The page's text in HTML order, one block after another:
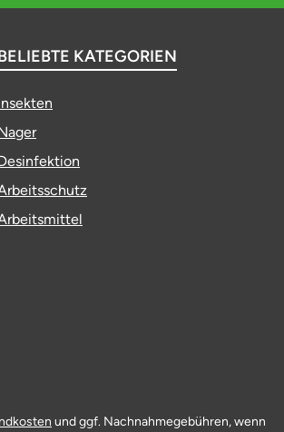
KATEGORIEN
und ggf. Nachnahmegebühren, wenn